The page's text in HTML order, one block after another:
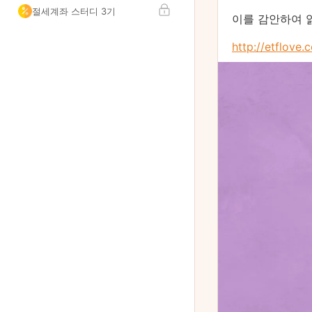
절세계좌 스터디 3기
이를 감안하여
http://